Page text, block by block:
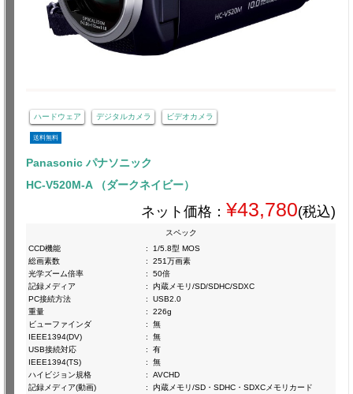
ハードウェア デジタルカメラ ビデオカメラ
送料無料
Panasonic パナソニック
HC-V520M-A （ダークネイビー）
ネット価格： ¥43,780(税込)
スペック
CCD機能
:
1/5.8型 MOS
総画素数
:
251万画素
光学ズーム倍率
:
50倍
記録メディア
:
内蔵メモリ/SD/SDHC/SDXC
PC接続方法
:
USB2.0
重量
:
226g
ビューファインダ
:
無
IEEE1394(DV)
:
無
USB接続対応
:
有
IEEE1394(TS)
:
無
ハイビジョン規格
:
AVCHD
記録メディア(動画)
:
内蔵メモリ/SD・SDHC・SDXCメモリカード